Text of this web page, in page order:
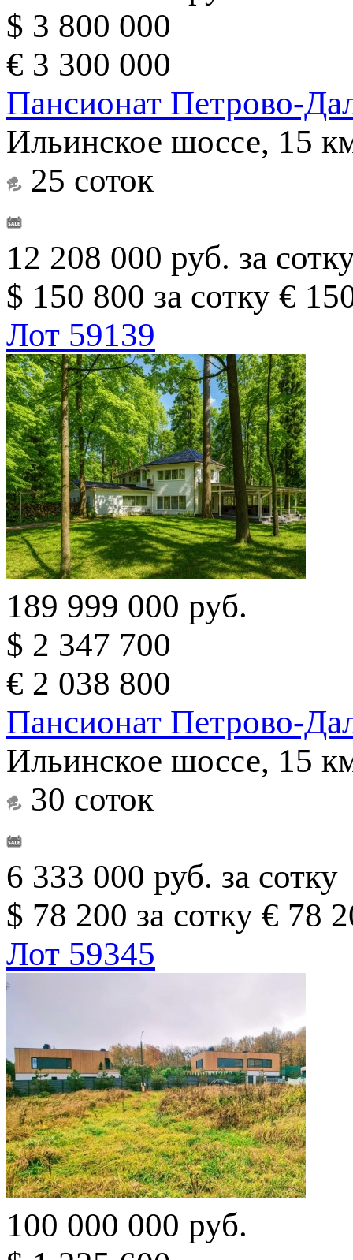
$ 3 800 000
€ 3 300 000
Пансионат Петрово-
Ильинское шоссе, 15
25 соток
12 208 000 руб. за
$ 150 800 за сотку €
Лот 59139
189 999 000 руб.
$ 2 347 700
€ 2 038 800
Пансионат Петрово-
Ильинское шоссе, 15
30 соток
6 333 000 руб. за сотку
$ 78 200 за сотку € 78
Лот 59345
100 000 000 руб.